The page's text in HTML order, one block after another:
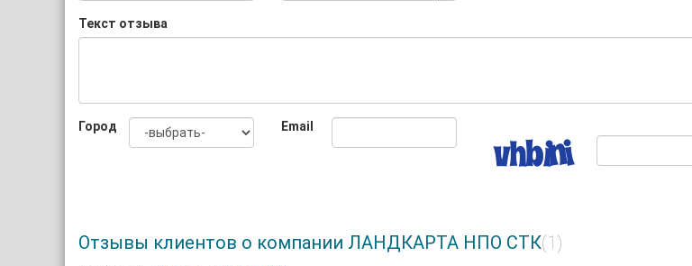
Текст отзыва
Город Email
Отзывы клиентов о компании ЛАНДКАРТА НПО СТК(1)